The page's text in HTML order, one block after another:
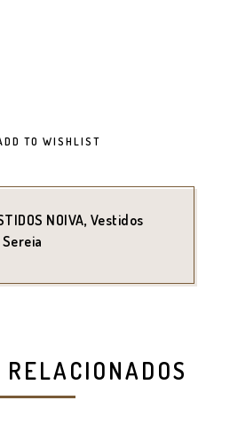
TO WISHLIST
NOIVA, Vestidos
Sereia